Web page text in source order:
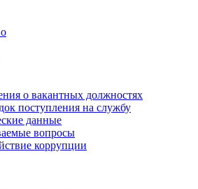
о вакантных должностях
поступления на службу
данные
вопросы
коррупции